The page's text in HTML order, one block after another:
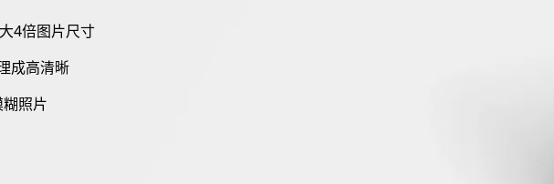
4倍图片尺寸
成高清晰
照片